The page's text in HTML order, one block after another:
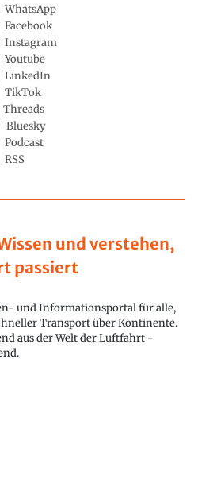
und verstehen,
passiert
und Informationsportal für alle,
Transport über Kontinente.
aus der Welt der Luftfahrt -
WhatsApp
Facebook
Instagram
Youtube
LinkedIn
TikTok
Threads
Bluesky
Podcast
RSS